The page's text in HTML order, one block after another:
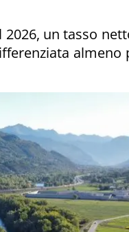
2026, un tasso
almeno